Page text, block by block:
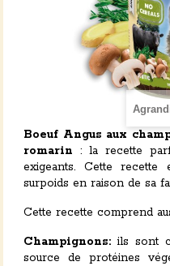
Boeuf Angus aux
romarin : la recette
exigeants. Cette
surpoids en raison de sa
Cette recette comprend
Champignons: ils sont
source de protéines